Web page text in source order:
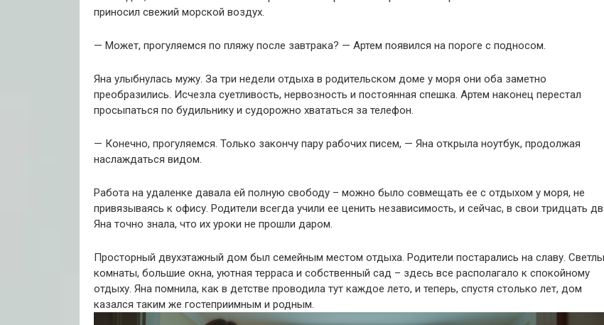
приносил свежий морской воздух.
— Может, прогуляемся по пляжу после завтрака? — Артем появился на пороге с подносом.
Яна улыбнулась мужу. За три недели отдыха в родительском доме у моря они оба заметно
преобразились. Исчезла суетливость, нервозность и постоянная спешка. Артем наконец перестал
просыпаться по будильнику и судорожно хвататься за телефон.
— Конечно, прогуляемся. Только закончу пару рабочих писем, — Яна открыла ноутбук, продолжая
наслаждаться видом.
Работа на удаленке давала ей полную свободу – можно было совмещать ее с отдыхом у моря, не
привязываясь к офису. Родители всегда учили ее ценить независимость, и сейчас, в свои тридцать
Яна точно знала, что их уроки не прошли даром.
Просторный двухэтажный дом был семейным местом отдыха. Родители постарались на славу.
комнаты, большие окна, уютная терраса и собственный сад – здесь все располагало к спокойному
отдыху. Яна помнила, как в детстве проводила тут каждое лето, и теперь, спустя столько лет, дом
казался таким же гостеприимным и родным.